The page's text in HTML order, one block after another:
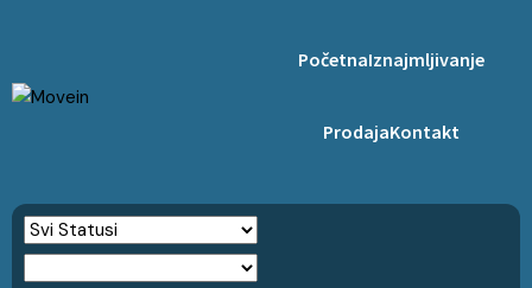
PočetnaIznajmljivanje
ProdajaKontakt